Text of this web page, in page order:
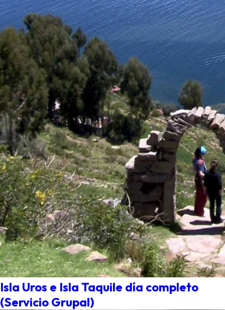
Isla Uros e Isla Taquile día completo
(Servicio Grupal)